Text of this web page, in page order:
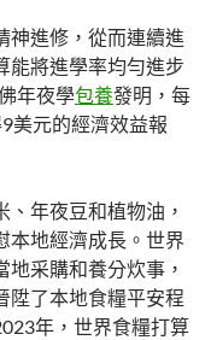
神進修，從而連續進
能將進學率均勻進步
年夜學包養發明，每
美元的經濟效益報
年夜豆和植物油，
本地經濟成長。世界
采購和養分炊事，
陞了本地食糧平安程
年，世界食糧打算